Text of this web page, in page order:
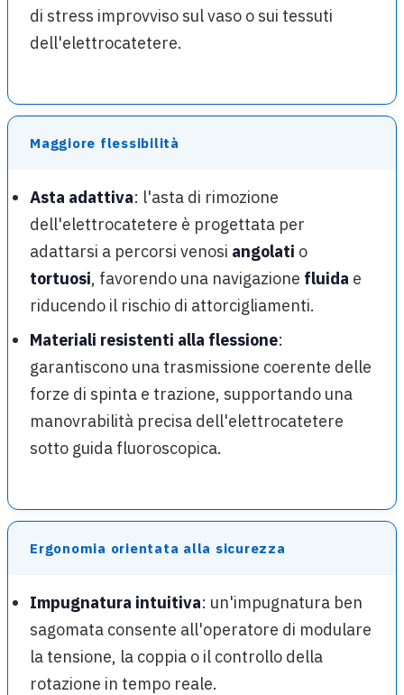
di stress improvviso sul vaso o sui tessuti
dell'elettrocatetere.
Maggiore flessibilità
Asta adattiva: l'asta di rimozione
dell'elettrocatetere è progettata per
adattarsi a percorsi venosi angolati o
tortuosi, favorendo una navigazione fluida e
riducendo il rischio di attorcigliamenti.
Materiali resistenti alla flessione:
garantiscono una trasmissione coerente delle
forze di spinta e trazione, supportando una
manovrabilità precisa dell'elettrocatetere
sotto guida fluoroscopica.
Ergonomia orientata alla sicurezza
Impugnatura intuitiva: un'impugnatura ben
sagomata consente all'operatore di modulare
la tensione, la coppia o il controllo della
rotazione in tempo reale.